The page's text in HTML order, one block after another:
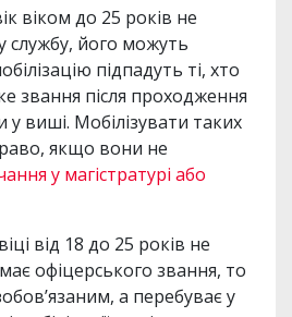
віком до 25 років не
службу, його можуть
підпадуть ті, хто
звання після проходження
у виші. Мобілізувати таких
якщо вони не
у магістратурі або
від 18 до 25 років не
офіцерського звання, то
а перебуває у